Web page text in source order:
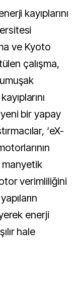
kayıplarını
ve Kyoto
çalışma,
yeni bir yapay
‘eX-
verimliliğini
enerji
hale